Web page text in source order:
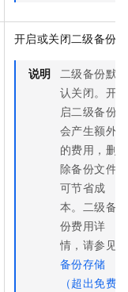
开启或关闭二级备份。
说明 二级备份默
认关闭。开
启二级备份
会产生额外
的费用，删
除备份文件
可节省成
本。二级备
份费用详
情，请参见
备份存储
（超出免费